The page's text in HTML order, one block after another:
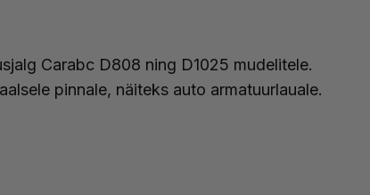
Carabc D808 ning D1025 mudelitele.
pinnale, näiteks auto armatuurlauale.